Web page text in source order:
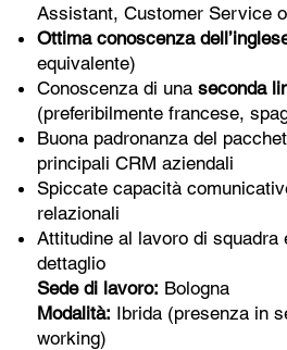
Assistant, Customer Service
Ottima conoscenza
equivalente)
Conoscenza di unaseconda
(preferibilmente francese,
Buona padronanza del
principali CRM aziendali
Spiccate capacità
relazionali
Attitudine al lavoro di squadra
dettaglio
Sede di lavoro: Bologna
Modalità: Ibrida (presenza in
working)